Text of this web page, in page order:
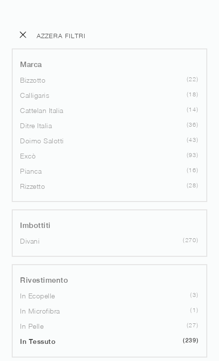
AZZERA FILTRI
Marca
Bizzotto
22
Calligaris 18
Cattelan Italia 14
Ditre Italia 36
Doimo Salotti 43
Excò 93
Pianca 16
Rizzetto 28
Imbottiti
Divani
270
Rivestimento
In Ecopelle
3
In Microfibra 1
In Pelle 27
In Tessuto 239